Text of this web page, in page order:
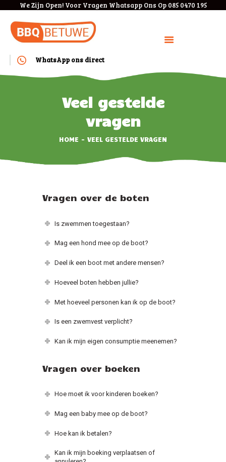
We Zijn Open! Voor Vragen Whatsapp Ons Op 085 0470 195
WhatsApp ons direct
Veel gestelde
vragen
HOME VEEL GESTELDE VRAGEN
BOEKEN
KOSTEN
ANNULEREN/VERPLAAT
VRAGEN
Vragen over de boten
Is zwemmen toegestaan?
Mag een hond mee op de boot?
Deel ik een boot met andere mensen?
Hoeveel boten hebben jullie?
Met hoeveel personen kan ik op de boot?
Is een zwemvest verplicht?
Kan ik mijn eigen consumptie meenemen?
Vragen over boeken
Hoe moet ik voor kinderen boeken?
Mag een baby mee op de boot?
Hoe kan ik betalen?
Kan ik mijn boeking verplaatsen of